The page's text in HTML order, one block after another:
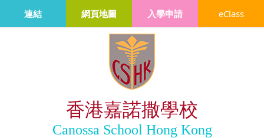
香港嘉諾撒學校
Canossa School Hong Kong
連結 網頁地圖 入學申請 eClass